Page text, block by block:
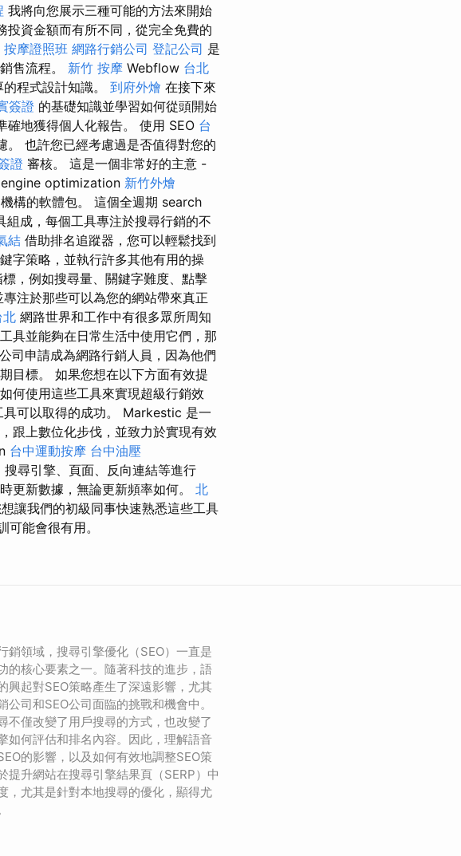
我將向您展示三種可能的方法來開始
投資金額而有所不同，從完全免費的
按摩證照班 網路行銷公司 登記公司 是
售流程。 新竹 按摩 Webflow 台北
程式設計知識。 到府外燴 在接下來
簽證 的基礎知識並學習如何從頭開始
地獲得個人化報告。 使用 SEO 台
也許您已經考慮過是否值得對您的
證 審核。 這是一個非常好的主意 -
engine optimization 新竹外燴
機構的軟體包。 這個全週期 search
組成，每個工具專注於搜尋行銷的不
結 借助排名追蹤器，您可以輕鬆找到
字策略，並執行許多其他有用的操
，例如搜尋量、關鍵字難度、點擊
注於那些可以為您的網站帶來真正
北 網路世界和工作中有很多眾所周知
具並能夠在日常生活中使用它們，那
司申請成為網路行銷人員，因為他們
目標。 如果您想在以下方面有效提
何使用這些工具來實現超級行銷效
可以取得的成功。 Markestic 是一
跟上數位化步伐，並致力於實現有效
台中運動按摩 台中油壓
尋引擎、頁面、反向連結等進行
更新數據，無論更新頻率如何。 北
讓我們的初級同事快速熟悉這些工具
可能會很有用。
銷領域，搜尋引擎優化（SEO）一直是
的核心要素之一。隨著科技的進步，語
興起對SEO策略產生了深遠影響，尤其
公司和SEO公司面臨的挑戰和機會中。
不僅改變了用戶搜尋的方式，也改變了
如何評估和排名內容。因此，理解語音
的影響，以及如何有效地調整SEO策
提升網站在搜尋引擎結果頁（SERP）中
，尤其是針對本地搜尋的優化，顯得尤